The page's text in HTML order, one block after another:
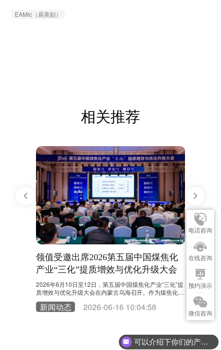
EAMic（易美刻）
相关推荐
领值受邀出席2026第五届中国煤焦化
产业“三化”提质增效与优化升级大会
2026年6月10日至12日，第五届中国煤焦化产业“三化”提
质增效与优化升级大会在内蒙古乌海召开。作为煤焦化领
域具有影响力的行业交流平台，大会汇聚了协会专家、科
研机构、重点企业及产业链合作伙伴。领值受邀参加本次
着“双碳”目标持续推进，以及人工智能、工业……
新闻动态 2026-06-16 10:04:58
新年快
新闻动
电话咨询
在线咨询
预约演示
微信咨询
可以介绍下你们的产品么？